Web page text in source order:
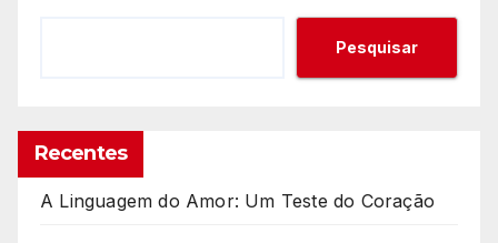
Pesquisar
Recentes
A Linguagem do Amor: Um Teste do Coração